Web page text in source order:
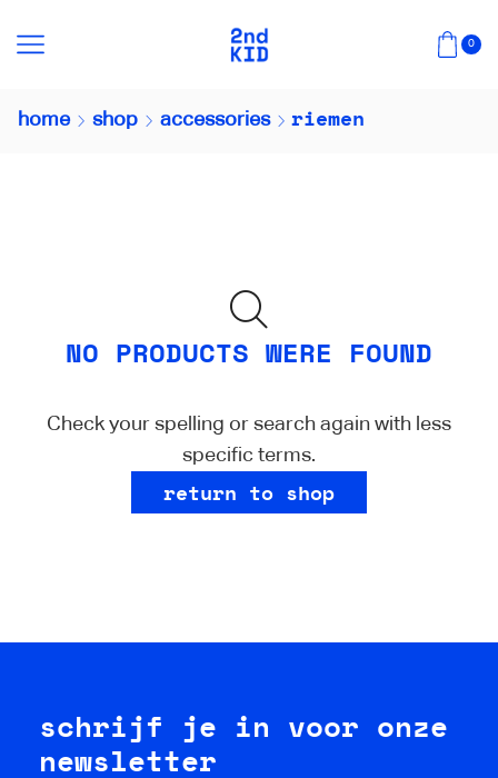
0
home shop accessories riemen
NO PRODUCTS WERE FOUND
Check your spelling or search again with less
specific terms.
return to shop
schrijf je in voor onze
newsletter